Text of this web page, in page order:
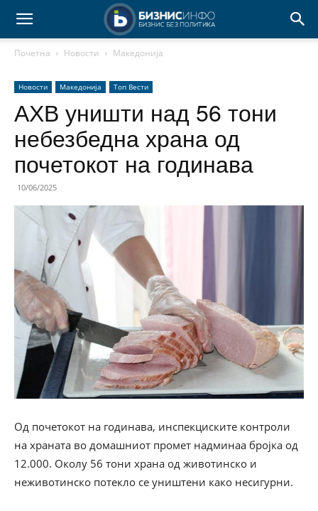
Почетна Новости Македонија
Новости Македонија Топ Вести
АХВ уништи над 56 тони
небезбедна храна од
почетокот на годинава
10/06/2025
Од почетокот на годинава, инспекциските контроли
на храната во домашниот промет надминаа бројка од
12.000. Околу 56 тони храна од животинско и
неживотинско потекло се уништени како несигурни.